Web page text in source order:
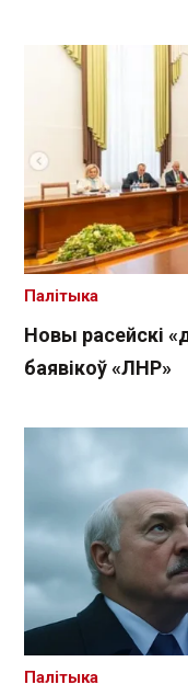
Новы расейскі
баявікоў «ЛНР»
Палітыка
Палітыка